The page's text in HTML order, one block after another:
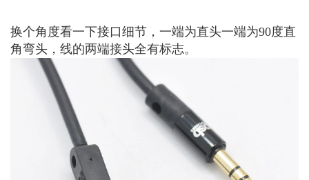
换个角度看一下接口细节，一端为直头一端为90度直
角弯头，线的两端接头全有标志。